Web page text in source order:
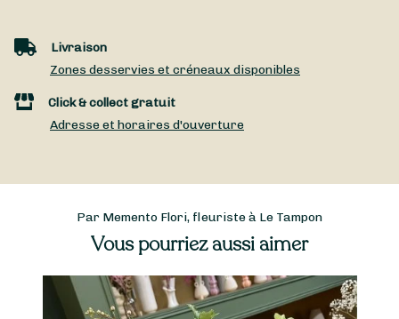
Livraison
Zones desservies et créneaux disponibles
Click & collect gratuit
Adresse et horaires d'ouverture
Par Memento Flori, fleuriste à Le Tampon
Vous pourriez aussi aimer